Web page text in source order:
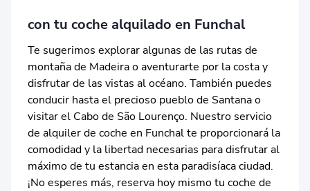
con tu coche alquilado en Funchal
Te sugerimos explorar algunas de las rutas de
montaña de Madeira o aventurarte por la costa y
disfrutar de las vistas al océano. También puedes
conducir hasta el precioso pueblo de Santana o
visitar el Cabo de São Lourenço. Nuestro servicio
de alquiler de coche en Funchal te proporcionará la
comodidad y la libertad necesarias para disfrutar al
máximo de tu estancia en esta paradisíaca ciudad.
¡No esperes más, reserva hoy mismo tu coche de